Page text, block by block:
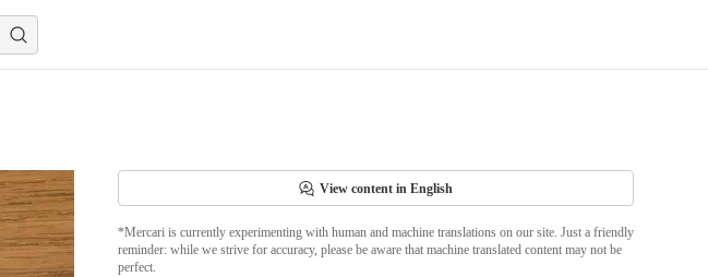
View content in English
*Mercari is currently experimenting with human and machine translations on our site. Just a friendly
reminder: while we strive for accuracy, please be aware that machine translated content may not be
perfect.